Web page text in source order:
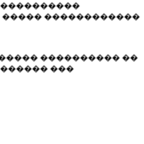
����� ������������
���������� ��
���